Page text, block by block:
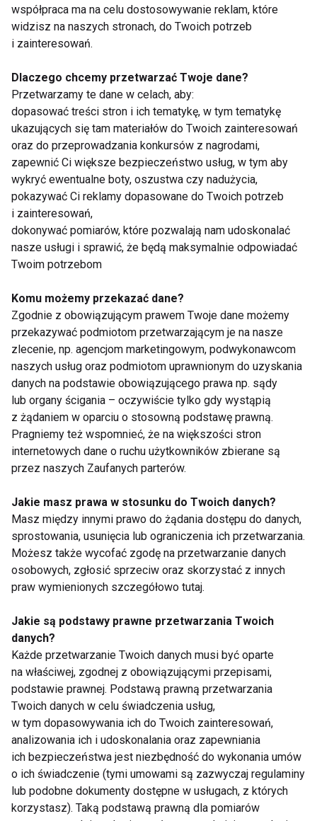
uczniowie
Aktywni uczniowei
lepsi w nauce
E-podręczniki
ratunkiem dla
problemów z
kręgosłupem!
Poznań stawia na
zdrowie
Pokaż więcej
Nie przegap nowości ze
świata FIT!
Zapisz się do naszego newslettera
Wyrażam zgodę na otrzymywanie informacji
handlowej drogą elektroniczną na podany adres e-mail
przez FIT.PL. Więcej informacji znajdziesz w Polityce
Prywatności.
ZAPISZ SIĘ
współpraca ma na celu dostosowywanie reklam, które
widzisz na naszych stronach, do Twoich potrzeb
i zainteresowań.
Dlaczego chcemy przetwarzać Twoje dane?
Przetwarzamy te dane w celach, aby:
dopasować treści stron i ich tematykę, w tym tematykę
ukazujących się tam materiałów do Twoich zainteresowań
oraz do przeprowadzania konkursów z nagrodami,
zapewnić Ci większe bezpieczeństwo usług, w tym aby
wykryć ewentualne boty, oszustwa czy nadużycia,
pokazywać Ci reklamy dopasowane do Twoich potrzeb
i zainteresowań,
dokonywać pomiarów, które pozwalają nam udoskonalać
nasze usługi i sprawić, że będą maksymalnie odpowiadać
Twoim potrzebom
Komu możemy przekazać dane?
Zgodnie z obowiązującym prawem Twoje dane możemy
przekazywać podmiotom przetwarzającym je na nasze
zlecenie, np. agencjom marketingowym, podwykonawcom
naszych usług oraz podmiotom uprawnionym do uzyskania
danych na podstawie obowiązującego prawa np. sądy
lub organy ścigania – oczywiście tylko gdy wystąpią
z żądaniem w oparciu o stosowną podstawę prawną.
Pragniemy też wspomnieć, że na większości stron
internetowych dane o ruchu użytkowników zbierane są
przez naszych Zaufanych parterów.
Jakie masz prawa w stosunku do Twoich danych?
Masz między innymi prawo do żądania dostępu do danych,
sprostowania, usunięcia lub ograniczenia ich przetwarzania.
Możesz także wycofać zgodę na przetwarzanie danych
osobowych, zgłosić sprzeciw oraz skorzystać z innych
praw wymienionych szczegółowo tutaj.
Jakie są podstawy prawne przetwarzania Twoich
danych?
Każde przetwarzanie Twoich danych musi być oparte
na właściwej, zgodnej z obowiązującymi przepisami,
podstawie prawnej. Podstawą prawną przetwarzania
Twoich danych w celu świadczenia usług,
w tym dopasowywania ich do Twoich zainteresowań,
analizowania ich i udoskonalania oraz zapewniania
ich bezpieczeństwa jest niezbędność do wykonania umów
o ich świadczenie (tymi umowami są zazwyczaj regulaminy
lub podobne dokumenty dostępne w usługach, z których
korzystasz). Taką podstawą prawną dla pomiarów